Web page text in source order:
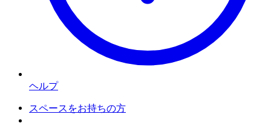
ヘルプ
スペースをお持ちの方